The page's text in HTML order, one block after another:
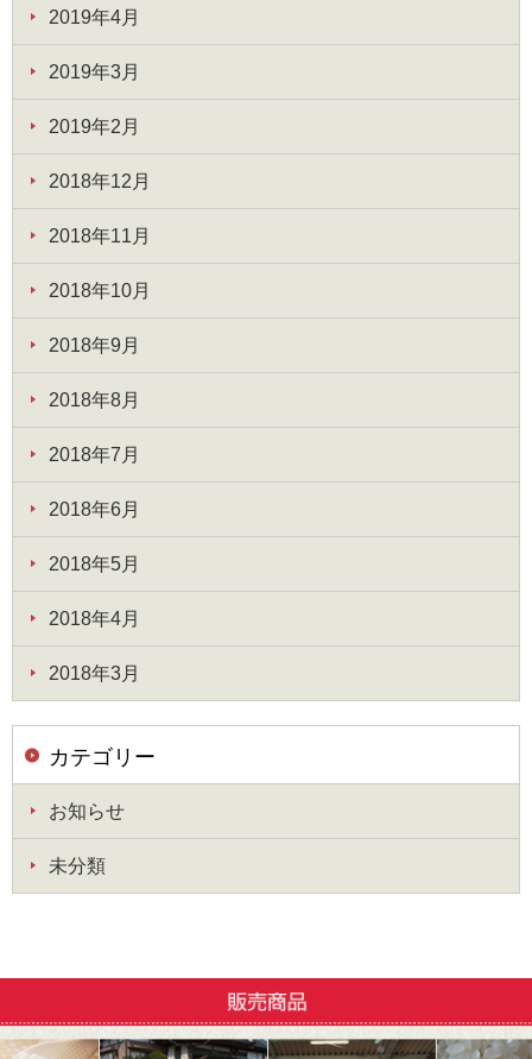
2019年4月
2019年3月
2019年2月
2018年12月
2018年11月
2018年10月
2018年9月
2018年8月
2018年7月
2018年6月
2018年5月
2018年4月
2018年3月
カテゴリー
お知らせ
未分類